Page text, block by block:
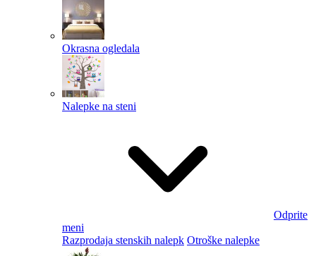
Okrasna ogledala
Nalepke na steni
Odprite
meni
Razprodaja stenskih nalepk Otroške nalepke